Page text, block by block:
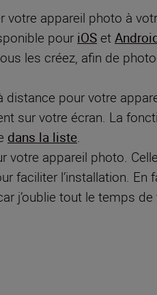
votre appareil photo à
pour iOS et
les créez, afin de
distance pour votre
sur votre écran. La
dans la liste.
votre appareil photo.
l’installation. En
j’oublie tout le temps de